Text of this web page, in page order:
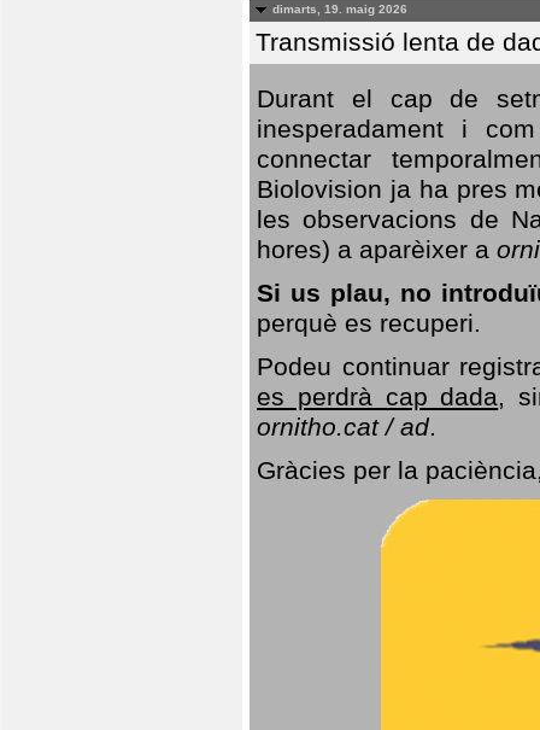
dimarts, 19. maig 2026
Transmissió lenta de
Durant el cap de
inesperadament i
connectar
Biolovision ja ha pres
les observacions de
hores) a aparèixer a
Si us plau, no
perquè es recuperi.
Podeu continuar
es perdrà cap dada,
ornitho.cat / ad.
Gràcies per la